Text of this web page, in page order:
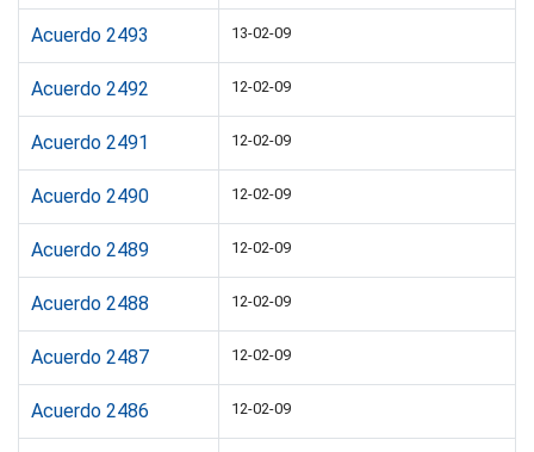
Acuerdo 2493 13-02-09
Acuerdo 2492 12-02-09
Acuerdo 2491 12-02-09
Acuerdo 2490 12-02-09
Acuerdo 2489 12-02-09
Acuerdo 2488 12-02-09
Acuerdo 2487 12-02-09
Acuerdo 2486 12-02-09